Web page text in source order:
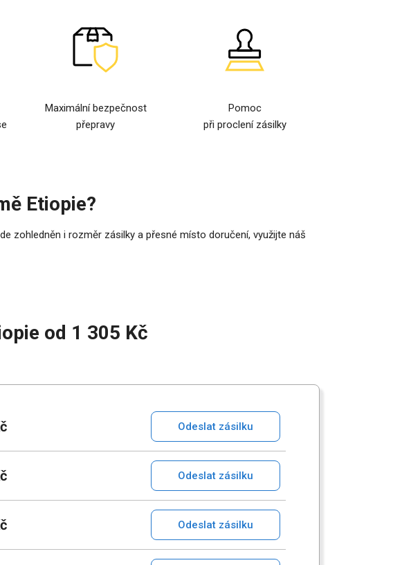
Maximální bezpečnost
přepravy
Pomoc
při proclení zásilky
Etiopie?
zohledněn i rozměr zásilky a přesné místo doručení, využijte náš
od 1 305 Kč
Odeslat zásilku
Odeslat zásilku
Odeslat zásilku